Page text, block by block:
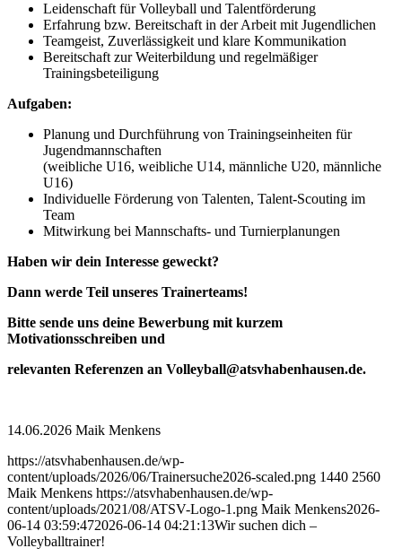
Leidenschaft für Volleyball und Talentförderung
Erfahrung bzw. Bereitschaft in der Arbeit mit Jugendlichen
Teamgeist, Zuverlässigkeit und klare Kommunikation
Bereitschaft zur Weiterbildung und regelmäßiger
Trainingsbeteiligung
Aufgaben:
Planung und Durchführung von Trainingseinheiten für
Jugendmannschaften
(weibliche U16, weibliche U14, männliche U20, männliche
U16)
Individuelle Förderung von Talenten, Talent-Scouting im
Team
Mitwirkung bei Mannschafts- und Turnierplanungen
Haben wir dein Interesse geweckt?
Dann werde Teil unseres Trainerteams!
Bitte sende uns deine Bewerbung mit kurzem
Motivationsschreiben und
relevanten Referenzen an Volleyball@atsvhabenhausen.de.
14.06.2026 Maik Menkens
https://atsvhabenhausen.de/wp-
content/uploads/2026/06/Trainersuche2026-scaled.png 1440 2560
Maik Menkens https://atsvhabenhausen.de/wp-
content/uploads/2021/08/ATSV-Logo-1.png Maik Menkens2026-
06-14 03:59:472026-06-14 04:21:13Wir suchen dich –
Volleyballtrainer!